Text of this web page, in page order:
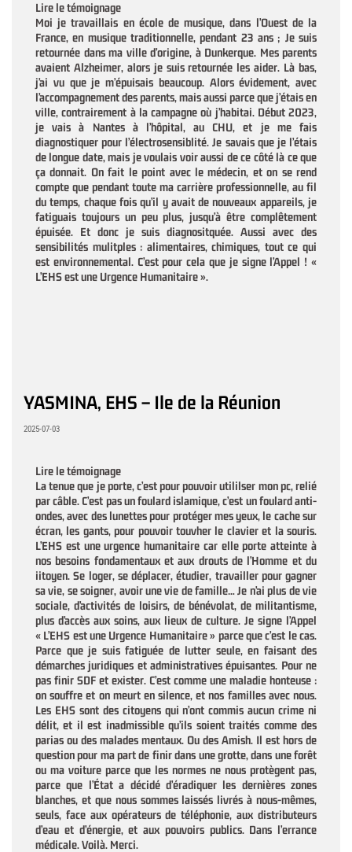
Lire le témoignage
Moi je travaillais en école de musique, dans l’Ouest de la
France, en musique traditionnelle, pendant 23 ans ; Je suis
retournée dans ma ville d’origine, à Dunkerque. Mes parents
avaient Alzheimer, alors je suis retournée les aider. Là bas,
j’ai vu que je m’épuisais beaucoup. Alors évidement, avec
l’accompagnement des parents, mais aussi parce que j’étais en
ville, contrairement à la campagne où j’habitai. Début 2023,
je vais à Nantes à l’hôpital, au CHU, et je me fais
diagnostiquer pour l’électrosensiblité. Je savais que je l’étais
de longue date, mais je voulais voir aussi de ce côté là ce que
ça donnait. On fait le point avec le médecin, et on se rend
compte que pendant toute ma carrière professionnelle, au fil
du temps, chaque fois qu’il y avait de nouveaux appareils, je
fatiguais toujours un peu plus, jusqu’à être complêtement
épuisée. Et donc je suis diagnositquée. Aussi avec des
sensibilités mulitples : alimentaires, chimiques, tout ce qui
est environnemental. C’est pour cela que je signe l’Appel ! «
L’EHS est une Urgence Humanitaire ».
YASMINA, EHS – Ile de la Réunion
2025-07-03
Lire le témoignage
La tenue que je porte, c’est pour pouvoir utililser mon pc, relié
par câble. C’est pas un foulard islamique, c’est un foulard anti-
ondes, avec des lunettes pour protéger mes yeux, le cache sur
écran, les gants, pour pouvoir touvher le clavier et la souris.
L’EHS est une urgence humanitaire car elle porte atteinte à
nos besoins fondamentaux et aux drouts de l’Homme et du
iitoyen. Se loger, se déplacer, étudier, travailler pour gagner
sa vie, se soigner, avoir une vie de famille… Je n’ai plus de vie
sociale, d’activités de loisirs, de bénévolat, de militantisme,
plus d’accès aux soins, aux lieux de culture. Je signe l’Appel
« L’EHS est une Urgence Humanitaire » parce que c’est le cas.
Parce que je suis fatiguée de lutter seule, en faisant des
démarches juridiques et administratives épuisantes. Pour ne
pas finir SDF et exister. C’est comme une maladie honteuse :
on souffre et on meurt en silence, et nos familles avec nous.
Les EHS sont des citoyens qui n’ont commis aucun crime ni
délit, et il est inadmissible qu’ils soient traités comme des
parias ou des malades mentaux. Ou des Amish. Il est hors de
question pour ma part de finir dans une grotte, dans une forêt
ou ma voiture parce que les normes ne nous protègent pas,
parce que l’État a décidé d’éradiquer les dernières zones
blanches, et que nous sommes laissés livrés à nous-mêmes,
seuls, face aux opérateurs de téléphonie, aux distributeurs
d’eau et d’énergie, et aux pouvoirs publics. Dans l’errance
médicale. Voilà. Merci.